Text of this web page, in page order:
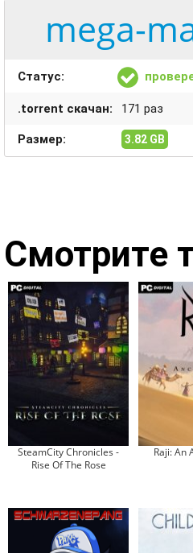
mega-
Статус:
.torrent скачан: 171 раз
Размер: 3.82 GB
Смотрите
SteamCity Chronicles -
Rise Of The Rose
Raji: An